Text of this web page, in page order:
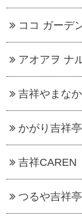
ココ ガーデ
アオアヲ ナ
吉祥やまなか
かがり吉祥亭
吉祥CAREN
つるや吉祥亭